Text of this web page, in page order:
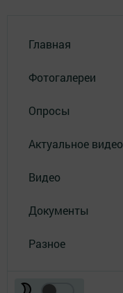
Главная
Фотогалереи
Опросы
Актуальное видео
Видео
Документы
Разное